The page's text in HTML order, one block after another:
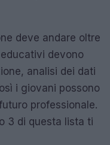
deve andare oltre
devono
analisi dei dati
i giovani possono
professionale.
3 di questa lista ti